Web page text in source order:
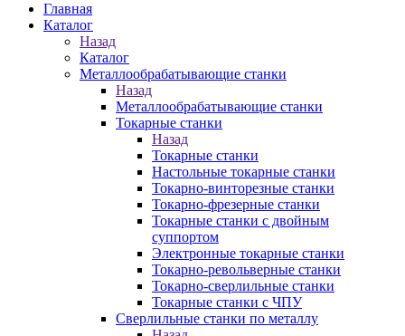
Главная
Каталог
Назад
Каталог
Металлообрабатывающие станки
Назад
Металлообрабатывающие станки
Токарные станки
Назад
Токарные станки
Настольные токарные станки
Токарно-винторезные станки
Токарно-фрезерные станки
Токарные станки с двойным
суппортом
Электронные токарные станки
Токарно-револьверные станки
Токарно-сверлильные станки
Токарные станки с ЧПУ
Сверлильные станки по металлу